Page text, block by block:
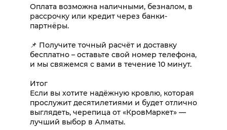
Оплата возможна наличными, безналом, в
рассрочку или кредит через банки-
партнёры.
📌 Получите точный расчёт и доставку
бесплатно – оставьте свой номер телефона,
и мы свяжемся с вами в течение 10 минут.
Итог
Если вы хотите надёжную кровлю, которая
прослужит десятилетиями и будет отлично
выглядеть, черепица от «КровМаркет» —
лучший выбор в Алматы.